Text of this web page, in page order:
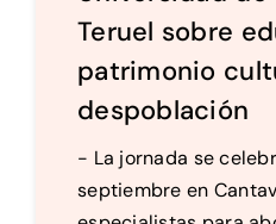
Teruel sobre
patrimonio
despoblación
- La jornada se
septiembre en